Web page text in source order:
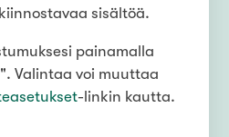
wcx2+vh
sisältöä.
painamalla
Valintaa voi muuttaa
-linkin kautta.